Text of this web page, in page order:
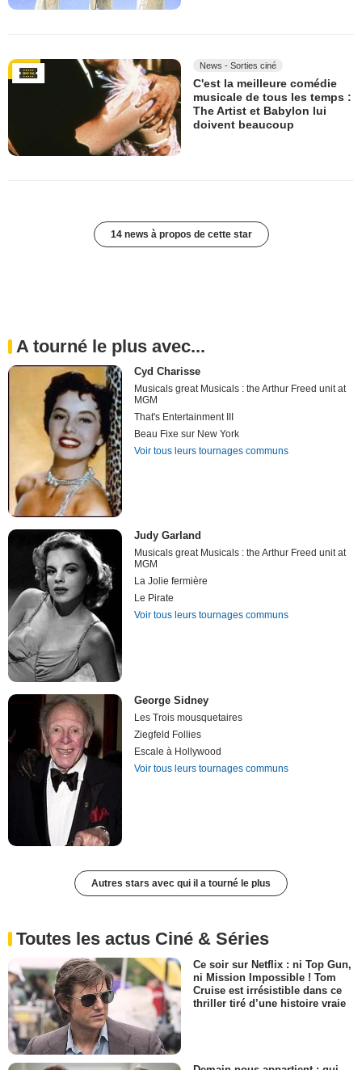
News - Sorties ciné
C'est la meilleure comédie
musicale de tous les temps :
The Artist et Babylon lui
doivent beaucoup
14 news à propos de cette star
A tourné le plus avec...
Cyd Charisse
Musicals great Musicals : the Arthur Freed unit at
MGM
That's Entertainment III
Beau Fixe sur New York
Voir tous leurs tournages communs
Judy Garland
Musicals great Musicals : the Arthur Freed unit at
MGM
La Jolie fermière
Le Pirate
Voir tous leurs tournages communs
George Sidney
Les Trois mousquetaires
Ziegfeld Follies
Escale à Hollywood
Voir tous leurs tournages communs
Autres stars avec qui il a tourné le plus
Toutes les actus Ciné & Séries
Ce soir sur Netflix : ni Top Gun,
ni Mission Impossible ! Tom
Cruise est irrésistible dans ce
thriller tiré d’une histoire vraie